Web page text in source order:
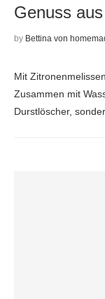
Genuss
by Bettina von
Mit
Zusammen mit
Durstlöscher,